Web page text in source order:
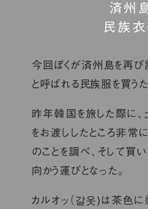
済州
民族衣
今回ぼくが済州島を再び
と呼ばれる民族服を買うた
昨年韓国を旅した際に、
をお渡ししたところ非常
のことを調べ、そして買
向かう運びとなった。
カルオッ（갈옷)は茶色に